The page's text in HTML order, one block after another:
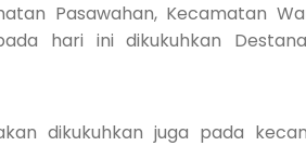
Pasawahan, Kecamatan
hari ini dikukuhkan
dikukuhkan juga pada